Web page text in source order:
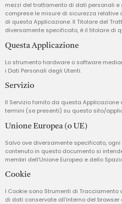
mezzi del trattamento di dati personali
comprese le misure di sicurezza
di questa Applicazione. Il Titolare del
diversamente specificato, è il titolare di
Questa Applicazione
Lo strumento hardware o software
i Dati Personali degli Utenti.
Servizio
Il Servizio fornito da questa
termini (se presenti) su questo sito/
Unione Europea (o UE)
Salvo ove diversamente specificato, ogni
contenuto in questo documento si
membri dell’Unione Europea e dello
Cookie
I Cookie sono Strumenti di
di dati conservate all'interno del browser